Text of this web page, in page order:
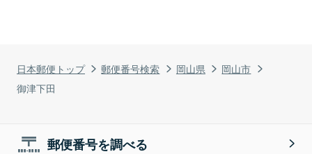
日本郵便トップ 郵便番号検索 岡山県
岡山市
御津下田
郵便番号を調べる